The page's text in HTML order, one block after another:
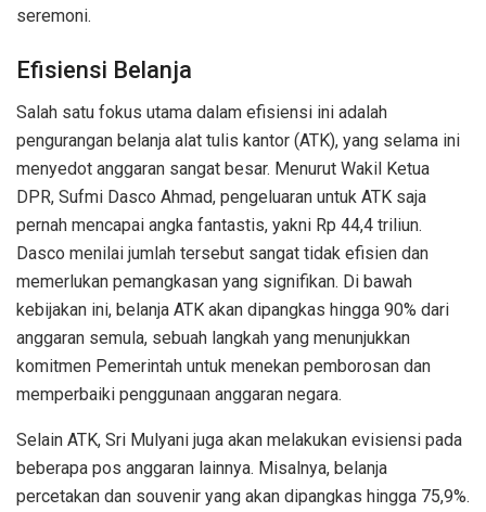
seremoni.
Efisiensi Belanja
Salah satu fokus utama dalam efisiensi ini adalah
pengurangan belanja alat tulis kantor (ATK), yang selama ini
menyedot anggaran sangat besar. Menurut Wakil Ketua
DPR, Sufmi Dasco Ahmad, pengeluaran untuk ATK saja
pernah mencapai angka fantastis, yakni Rp 44,4 triliun.
Dasco menilai jumlah tersebut sangat tidak efisien dan
memerlukan pemangkasan yang signifikan. Di bawah
kebijakan ini, belanja ATK akan dipangkas hingga 90% dari
anggaran semula, sebuah langkah yang menunjukkan
komitmen Pemerintah untuk menekan pemborosan dan
memperbaiki penggunaan anggaran negara.
Selain ATK, Sri Mulyani juga akan melakukan evisiensi pada
beberapa pos anggaran lainnya. Misalnya, belanja
percetakan dan souvenir yang akan dipangkas hingga 75,9%.